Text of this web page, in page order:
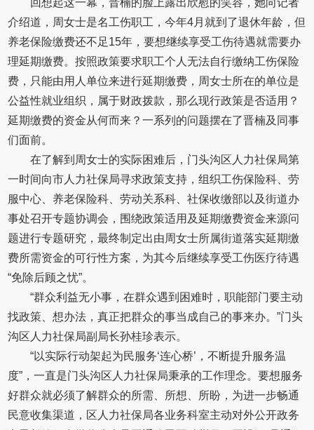
回想起这一幕，晋楠的脸上露出欣慰的笑容，她向记者
介绍道，周女士是名工伤职工，今年4月就到了退休年龄，但
养老保险缴费还不足15年，要想继续享受工伤待遇就需要办
理延期缴费。按照政策要求职工个人无法自行缴纳工伤保险
费，只能由用人单位来进行延期缴费，周女士所在的单位是
公益性就业组织，属于财政拨款，那么现行政策是否适用？
延期缴费的资金从何而来？一系列的问题摆在了晋楠及同事
们面前。
在了解到周女士的实际困难后，门头沟区人力社保局第
一时间向市人力社保局寻求政策支持，组织工伤保险科、劳
服中心、养老保险科、劳动关系科、社保收缴部以及街道办
事处召开专题协调会，围绕政策适用及延期缴费资金来源问
题进行专题研究，最终制定出由周女士所属街道落实延期缴
费所需资金的可行性方案，为其今后继续享受工伤医疗待遇
“免除后顾之忧”。
“群众利益无小事，在群众遇到困难时，职能部门要主动
找政策、想办法，真正把群众的事当成自己的事来办。”门头
沟区人力社保局副局长孙桂珍表示。
“以实际行动架起为民服务‘连心桥’，不断提升服务温
度”，一直是门头沟区人力社保局秉承的工作理念。要想服务
好群众就必须了解群众的所需、所想、所盼，为进一步畅通
民意收集渠道，区人力社保局各业务科室主动对外公开政务